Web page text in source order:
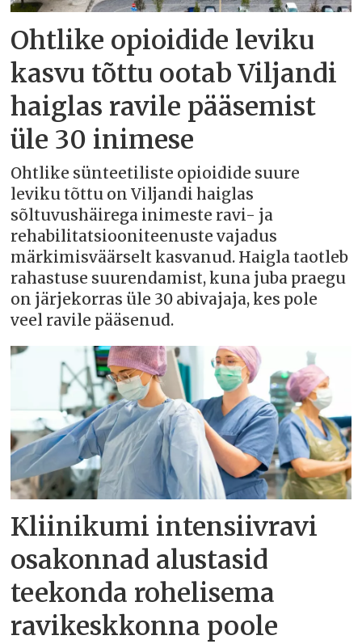
Ohtlike opioidide leviku
kasvu tõttu ootab Viljandi
haiglas ravile pääsemist
üle 30 inimese
Ohtlike sünteetiliste opioidide suure
leviku tõttu on Viljandi haiglas
sõltuvushäirega inimeste ravi- ja
rehabilitatsiooniteenuste vajadus
märkimisväärselt kasvanud. Haigla taotleb
rahastuse suurendamist, kuna juba praegu
on järjekorras üle 30 abivajaja, kes pole
veel ravile pääsenud.
Kliinikumi intensiivravi
osakonnad alustasid
teekonda rohelisema
ravikeskkonna poole